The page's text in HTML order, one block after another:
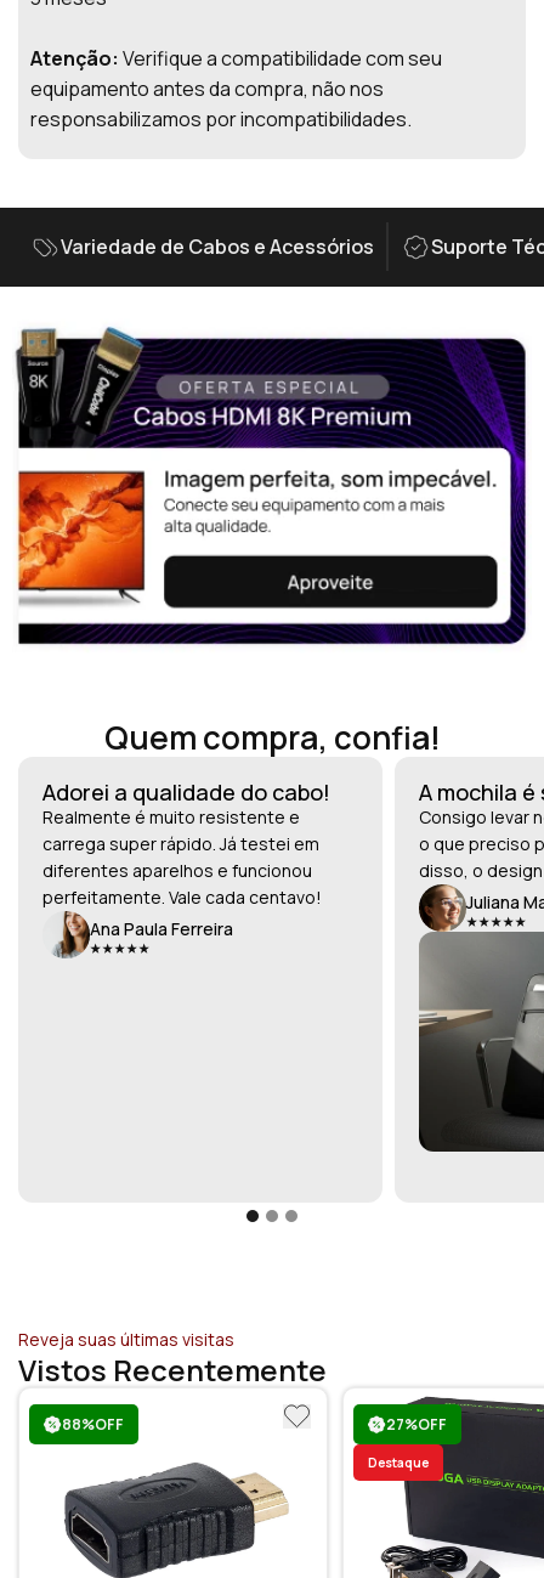
Atenção: Verifique a compatibilidade com seu
equipamento antes da compra, não nos
responsabilizamos por incompatibilidades.
Variedade de Cabos e Acessórios Suporte
Quem compra, confia!
Adorei a qualidade do cabo!
Realmente é muito resistente e
carrega super rápido. Já testei em
diferentes aparelhos e funcionou
perfeitamente. Vale cada centavo!
Ana Paula Ferreira
A mochila
Consigo levar
o que preciso
disso, o
Juliana
Reveja suas últimas visitas
Vistos Recentemente
88%OFF 27%OFF
Destaque